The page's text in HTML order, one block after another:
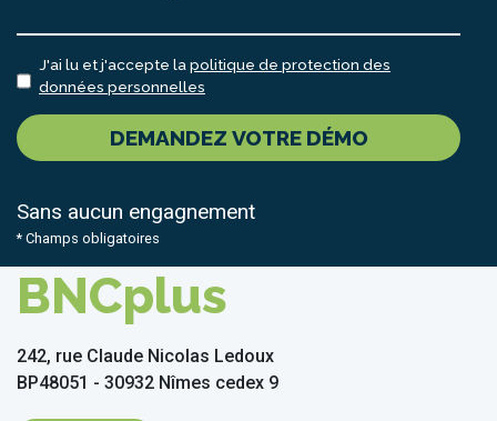
J'ai lu et j'accepte la politique de protection des
données personnelles
DEMANDEZ VOTRE DÉMO
Sans aucun engagnement
* Champs obligatoires
BNCplus
242, rue Claude Nicolas Ledoux
BP48051 - 30932 Nîmes cedex 9